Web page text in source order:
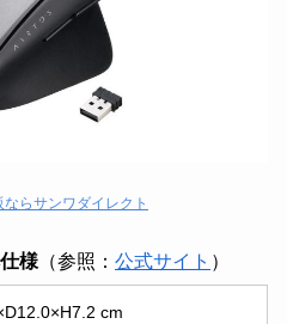
ならサンワダイレクト
様 （参照： 公式サイト ）
cm